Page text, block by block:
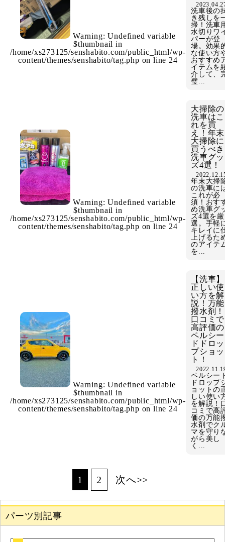
Warning: Undefined variable
$thumbnail in
/home/xs273125/senshabito.com/public_html/wp-
content/themes/senshabito/tag.php on line 24
洗車後の
き残しを
掃！洗車
水切りワ
パーが登
場。効果
な使い方
おすすめ
イテムを
介して、
璧...
Warning: Undefined variable
$thumbnail in
/home/xs273125/senshabito.com/public_html/wp-
content/themes/senshabito/tag.php on line 24
大掃除の
洗車はこ
れを買
え！年末
大掃除に
買うべき
洗車グッ
ズ4選！
年末大掃
の洗車に
これが必
須！おす
め洗車グ
ズ4選を厳
選。手軽
キレイに
上げるた
のアイテ
を...
Warning: Undefined variable
$thumbnail in
/home/xs273125/senshabito.com/public_html/wp-
content/themes/senshabito/tag.php on line 24
【洗車】
正しい使
い方を解
説！万能
撥水剤！
口コミで
高評価の
ペルシー
ドドロッ
プショッ
ト！
ペルシー
ドロップ
ョットの
しい使い
を解説！
コミで高
価の万能
水剤でク
マを守り
がら美し
く...
1 2 次へ>>
パーツ別記事